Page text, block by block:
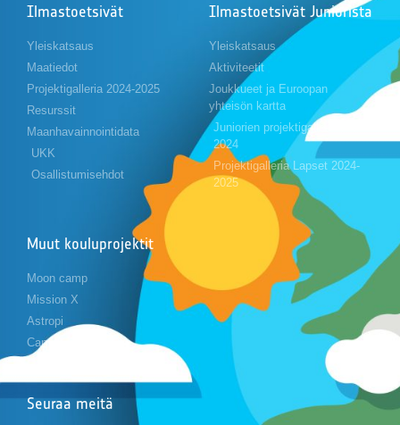
Ilmastoetsivät
Yleiskatsaus
Maatiedot
Projektigalleria 2024-2025
Resurssit
Maanhavainnointidata
UKK
Osallistumisehdot
Ilmastoetsivät Juniorista
Yleiskatsaus
Aktiviteetit
Joukkueet ja Euroopan
yhteisön kartta
Juniorien projektigalleria 2023-
2024
Projektigalleria Lapset 2024-
2025
Muut kouluprojektit
Moon camp
Mission X
Astropi
Cansat
Seuraa meitä